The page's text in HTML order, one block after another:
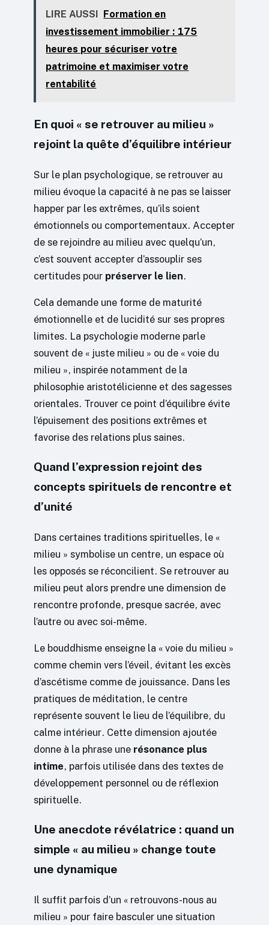
LIRE AUSSI
Formation en
investissement immobilier : 175
heures pour sécuriser votre
patrimoine et maximiser votre
rentabilité
En quoi « se retrouver au milieu »
rejoint la quête d’équilibre intérieur
Sur le plan psychologique, se retrouver au
milieu évoque la capacité à ne pas se laisser
happer par les extrêmes, qu’ils soient
émotionnels ou comportementaux. Accepter
de se rejoindre au milieu avec quelqu’un,
c’est souvent accepter d’assouplir ses
certitudes pour préserver le lien.
Cela demande une forme de maturité
émotionnelle et de lucidité sur ses propres
limites. La psychologie moderne parle
souvent de « juste milieu » ou de « voie du
milieu », inspirée notamment de la
philosophie aristotélicienne et des sagesses
orientales. Trouver ce point d’équilibre évite
l’épuisement des positions extrêmes et
favorise des relations plus saines.
Quand l’expression rejoint des
concepts spirituels de rencontre et
d’unité
Dans certaines traditions spirituelles, le «
milieu » symbolise un centre, un espace où
les opposés se réconcilient. Se retrouver au
milieu peut alors prendre une dimension de
rencontre profonde, presque sacrée, avec
l’autre ou avec soi-même.
Le bouddhisme enseigne la « voie du milieu »
comme chemin vers l’éveil, évitant les excès
d’ascétisme comme de jouissance. Dans les
pratiques de méditation, le centre
représente souvent le lieu de l’équilibre, du
calme intérieur. Cette dimension ajoutée
donne à la phrase une résonance plus
intime, parfois utilisée dans des textes de
développement personnel ou de réflexion
spirituelle.
Une anecdote révélatrice : quand un
simple « au milieu » change toute
une dynamique
Il suffit parfois d’un « retrouvons-nous au
milieu » pour faire basculer une situation